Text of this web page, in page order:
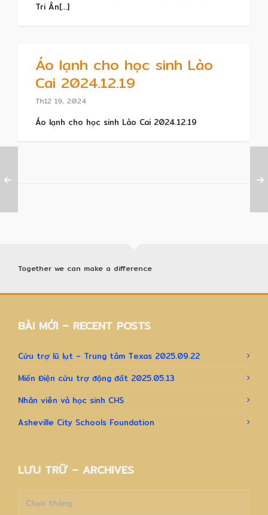
Tri Ân[...]
Áo lạnh cho học sinh Lào
Cai 2024.12.19
Th12 19, 2024
Áo lạnh cho học sinh Lào Cai 2024.12.19
Together we can make a difference
BÀI MỚI – RECENT POSTS
Cứu trợ lũ lụt – Trung tâm Texas 2025.09.22
Miến Điện cứu trợ động đất 2025.05.13
Nhân viên và học sinh CHS
Asheville City Schools Foundation
LƯU TRỮ – ARCHIVES
trữ